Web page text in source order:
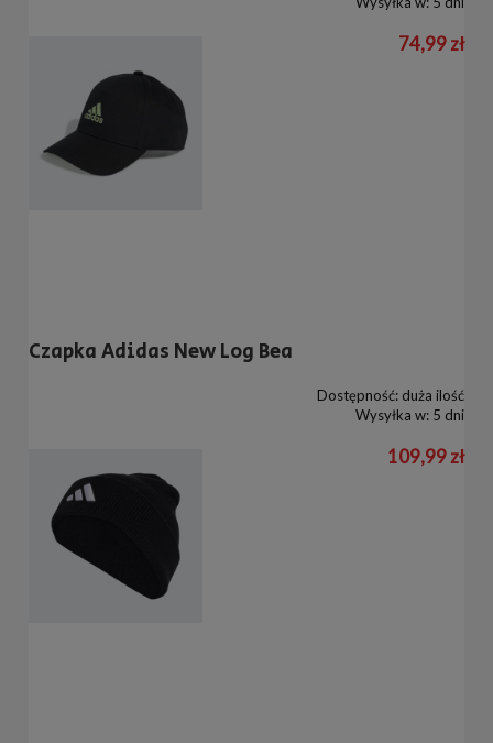
74,99 zł
Czapka Adidas New Log Bea
Dostępność: duża ilość
Wysyłka w: 5 dni
109,99 zł